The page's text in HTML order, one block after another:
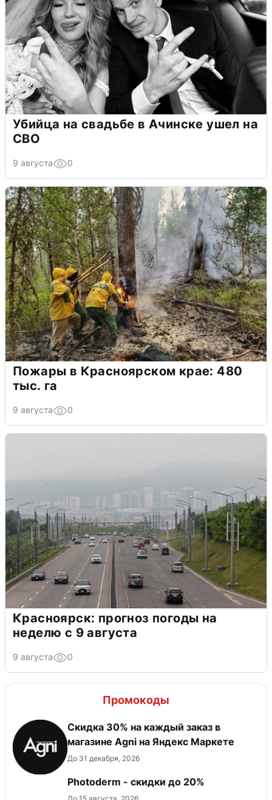
Убийца на свадьбе в Ачинске ушел на
СВО
9 августа 0
Пожары в Красноярском крае: 480
тыс. га
9 августа 0
Красноярск: прогноз погоды на
неделю с 9 августа
9 августа 0
Промокоды
Скидка 30% на каждый заказ в
магазине Agni на Яндекс Маркете
До 31 декабря, 2026
Photoderm - скидки до 20%